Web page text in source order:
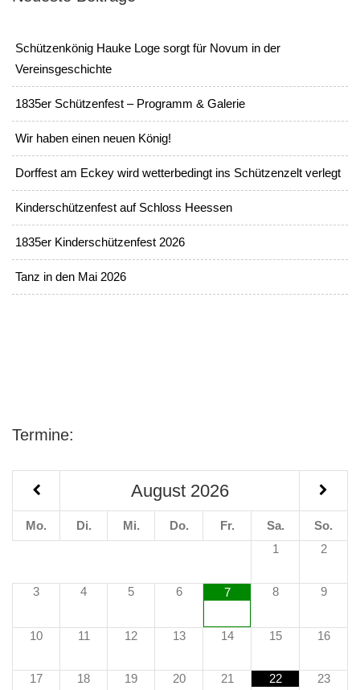
Schützenkönig Hauke Loge sorgt für Novum in der
Vereinsgeschichte
1835er Schützenfest – Programm & Galerie
Wir haben einen neuen König!
Dorffest am Eckey wird wetterbedingt ins Schützenzelt verlegt
Kinderschützenfest auf Schloss Heessen
1835er Kinderschützenfest 2026
Tanz in den Mai 2026
Termine:
August 2026
Mo. Di. Mi. Do. Fr. Sa.
So.
1
2
3 4 5 6 7 8 9
10 11 12 13 14 15 16
17 18 19 20 21 22 23